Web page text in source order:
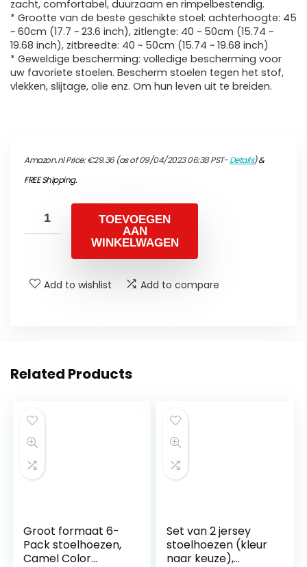
zacht, comfortabel, duurzaam en rimpelbestendig.
* Grootte van de beste geschikte stoel: achterhoogte: 45
~ 60cm (17.7 ~ 23.6 inch), zitlengte: 40 ~ 50cm (15.74 ~
19.68 inch), zitbreedte: 40 ~ 50cm (15.74 ~ 19.68 inch)
* Geweldige bescherming: volledige bescherming voor
uw favoriete stoelen. Bescherm stoelen tegen het stof,
vlekken, slijtage, olie enz. Om hun leven uit te breiden.
Amazon.nl Price:€29.36(as of 09/04/2023 06:38 PST-Details)&
FREE Shipping.
TOEVOEGEN
AAN
WINKELWAGEN
Add to wishlist Add to compare
Related Products
Groot formaat 6-
Pack stoelhoezen,
Camel Color
Set van 2 jersey
stoelhoezen (kleur
naar keuze),